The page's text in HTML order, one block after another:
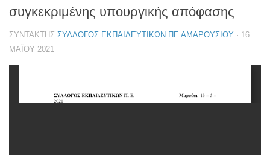
συγκεκριμένης υπουργικής απόφασης
ΣΥΝΤΆΚΤΗΣ ΣΎΛΛΟΓΟΣ ΕΚΠΑΙΔΕΥΤΙΚΏΝ ΠΕ ΑΜΑΡΟΥΣΊΟΥ · 16
ΜΑΪ́ΟΥ 2021